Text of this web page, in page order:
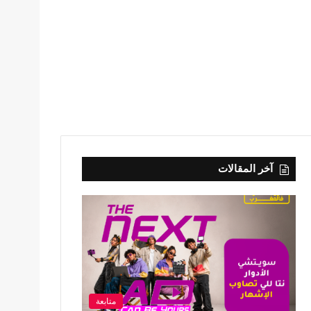
آخر المقالات
متابعة